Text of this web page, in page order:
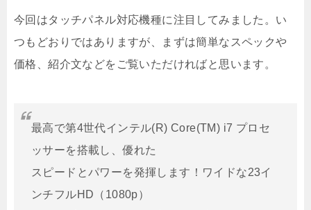
今回はタッチパネル対応機種に注目してみました。い
つもどおりではありますが、まずは簡単なスペックや
価格、紹介文などをご覧いただければと思います。
最高で第4世代インテル(R) Core(TM) i7 プロセ
ッサーを搭載し、優れた
スピードとパワーを発揮します！ワイドな23イ
ンチフルHD（1080p）